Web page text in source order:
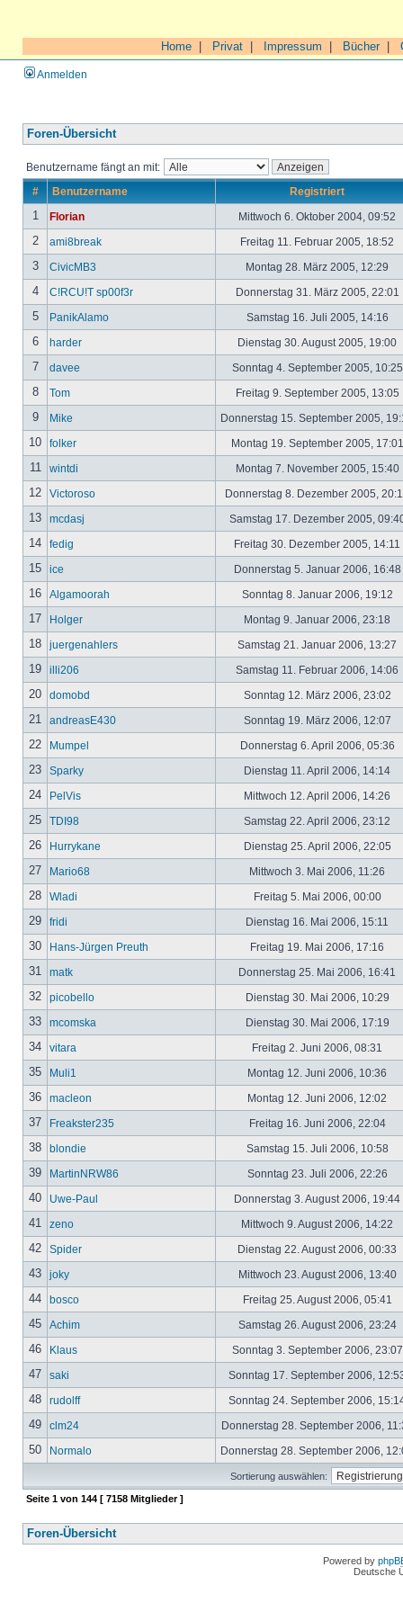
Home Privat Impressum Bücher|
Anmelden
Foren-Übersicht
Benutzername fängt an mit:
# Benutzername Registriert
1 Florian Mittwoch 6. Oktober 2004, 09:52
2 ami8break Freitag 11. Februar 2005, 18:52
3 CivicMB3 Montag 28. März 2005, 12:29
4 C!RCU!T sp00f3r Donnerstag 31. März 2005, 22:01
5 PanikAlamo Samstag 16. Juli 2005, 14:16
6 harder Dienstag 30. August 2005, 19:00
7 davee Sonntag 4. September 2005,
8 Tom Freitag 9. September 2005, 13:05
9 Mike Donnerstag 15. September 2005,
10 folker Montag 19. September 2005,
11 wintdi Montag 7. November 2005, 15:40
12 Victoroso Donnerstag 8. Dezember 2005,
13 mcdasj Samstag 17. Dezember 2005,
14 fedig Freitag 30. Dezember 2005, 14:11
15 ice Donnerstag 5. Januar 2006, 16:48
16 Algamoorah Sonntag 8. Januar 2006, 19:12
17 Holger Montag 9. Januar 2006, 23:18
18 juergenahlers Samstag 21. Januar 2006, 13:27
19 illi206 Samstag 11. Februar 2006, 14:06
20 domobd Sonntag 12. März 2006, 23:02
21 andreasE430 Sonntag 19. März 2006, 12:07
22 Mumpel Donnerstag 6. April 2006, 05:36
23 Sparky Dienstag 11. April 2006, 14:14
24 PelVis Mittwoch 12. April 2006, 14:26
25 TDI98 Samstag 22. April 2006, 23:12
26 Hurrykane Dienstag 25. April 2006, 22:05
27 Mario68 Mittwoch 3. Mai 2006, 11:26
28 Wladi Freitag 5. Mai 2006, 00:00
29 fridi Dienstag 16. Mai 2006, 15:11
30 Hans-Jürgen Preuth Freitag 19. Mai 2006, 17:16
31 matk Donnerstag 25. Mai 2006, 16:41
32 picobello Dienstag 30. Mai 2006, 10:29
33 mcomska Dienstag 30. Mai 2006, 17:19
34 vitara Freitag 2. Juni 2006, 08:31
35 Muli1 Montag 12. Juni 2006, 10:36
36 macleon Montag 12. Juni 2006, 12:02
37 Freakster235 Freitag 16. Juni 2006, 22:04
38 blondie Samstag 15. Juli 2006, 10:58
39 MartinNRW86 Sonntag 23. Juli 2006, 22:26
40 Uwe-Paul Donnerstag 3. August 2006, 19:44
41 zeno Mittwoch 9. August 2006, 14:22
42 Spider Dienstag 22. August 2006, 00:33
43 joky Mittwoch 23. August 2006, 13:40
44 bosco Freitag 25. August 2006, 05:41
45 Achim Samstag 26. August 2006, 23:24
46 Klaus Sonntag 3. September 2006,
47 saki Sonntag 17. September 2006,
48 rudolff Sonntag 24. September 2006,
49 clm24 Donnerstag 28. September 2006,
50 Normalo Donnerstag 28. September 2006,
Sortierung auswählen:
Seite 1 von 144 [ 7158 Mitglieder ]
Foren-Übersicht
Powered by
Deutsche